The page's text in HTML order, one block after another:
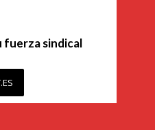
fuerza sindical